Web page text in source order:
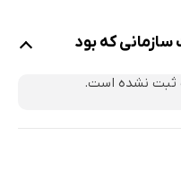
سازمانی که بود
ثبت نشده است.